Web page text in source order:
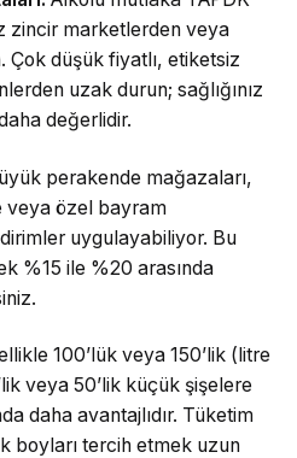
zincir marketlerden veya
Çok düşük fiyatlı, etiketsiz
uzak durun; sağlığınız
değerlidir.
perakende mağazaları,
veya özel bayram
uygulayabiliyor. Bu
%15 ile %20 arasında
100’lük veya 150’lik (litre
veya 50’lik küçük şişelere
daha avantajlıdır. Tüketim
boyları tercih etmek uzun